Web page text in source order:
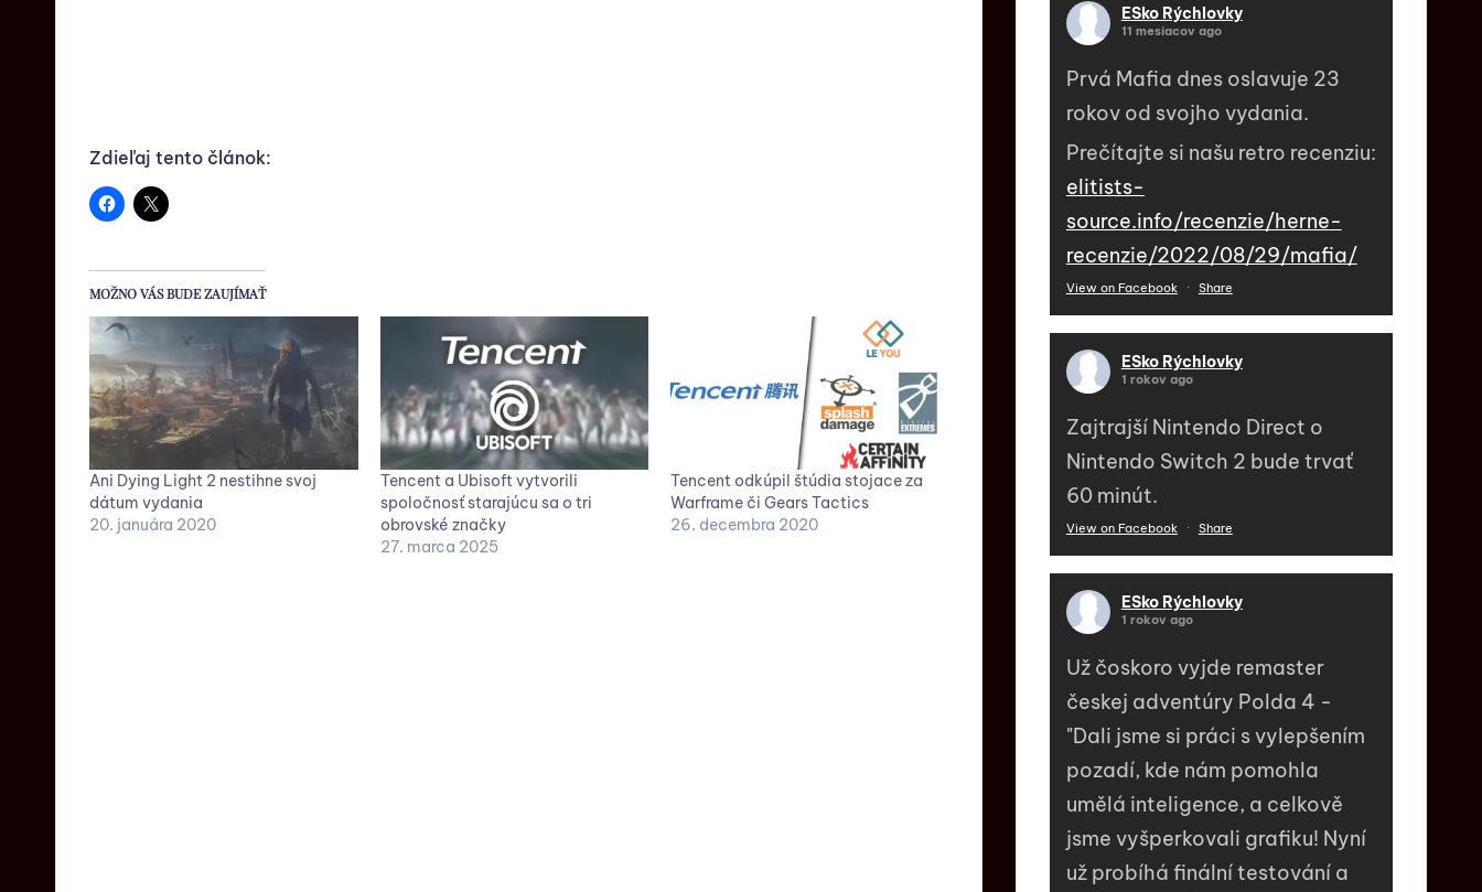
Zdieľaj tento článok:
MOŽNO VÁS BUDE ZAUJÍMAŤ
Ani Dying Light 2 nestihne svoj
dátum vydania
20. januára 2020
Tencent a Ubisoft vytvorili
spoločnosť starajúcu sa o tri
obrovské značky
27. marca 2025
Tencent odkúpil štúdia stojace za
Warframe či Gears Tactics
26. decembra 2020
ESko Rýchlovky
11 mesiacov ago
Prvá Mafia dnes oslavuje 23
rokov od svojho vydania.
Prečítajte si našu retro recenziu:
elitists-
source.info/recenzie/herne-
recenzie/2022/08/29/mafia/
View on Facebook · Share
ESko Rýchlovky
1 rokov ago
Zajtrajší Nintendo Direct o
Nintendo Switch 2 bude trvať
60 minút.
View on Facebook · Share
ESko Rýchlovky
1 rokov ago
Už čoskoro vyjde remaster
českej adventúry Polda 4 -
"Dali jsme si práci s vylepšením
pozadí, kde nám pomohla
umělá inteligence, a celkově
jsme vyšperkovali grafiku! Nyní
už probíhá finální testování a